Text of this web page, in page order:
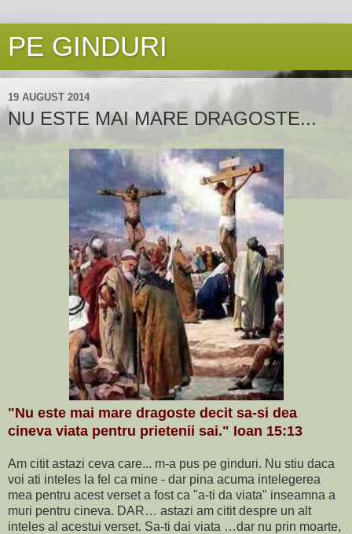
PE GINDURI
19 AUGUST 2014
NU ESTE MAI MARE DRAGOSTE...
"Nu este mai mare dragoste decit sa-si dea
cineva viata pentru prietenii sai." Ioan 15:13
Am citit astazi ceva care... m-a pus pe ginduri. Nu stiu daca
voi ati inteles la fel ca mine - dar pina acuma intelegerea
mea pentru acest verset a fost ca "a-ti da viata" inseamna a
muri pentru cineva. DAR… astazi am citit despre un alt
inteles al acestui verset. Sa-ti dai viata …dar nu prin moarte,